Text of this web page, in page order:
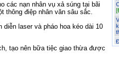
các nạn nhân vụ xả súng tại bãi
thông điệp nhân văn sâu sắc.
laser và pháo hoa kéo dài 10
tạo nên bữa tiệc giao thừa được